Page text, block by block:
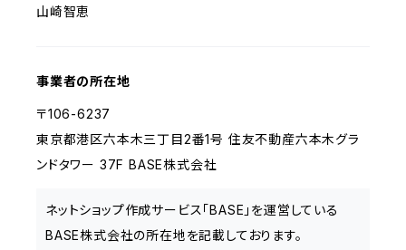
山崎智恵
事業者の所在地
〒106-6237
東京都港区六本木三丁目2番1号 住友不動産六本木グラ
ンドタワー 37F BASE株式会社
ネットショップ作成サービス「BASE」を運営している
BASE株式会社の所在地を記載しております。